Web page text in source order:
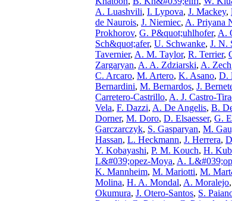
A. Luashvili, I. Lypova, J. Mackey,
de Naurois, J. Niemiec, A. Priyana
Prokhorov, G. P&quot;uhlhofer, A.
Sch&quot;afer, U. Schwanke, J. N.
Tavernier, A. M. Taylor, R. Terrier,
Zargaryan, A. A. Zdziarski, A. Zech
C. Arcaro, M. Artero, K. Asano, D.
Bernardini, M. Bernardos, J.
Carretero-Castrillo, A. J. Castro-
Vela, F. Dazzi, A. De Angelis, B.
Dorner, M. Doro, D. Elsaesser, G.
Garczarczyk, S. Gasparyan, M.
Hassan, L. Heckmann, J. Herrera,
Y. Kobayashi, P. M. Kouch, H.
L&#039;opez-Moya, A.
K. Mannheim, M. Mariotti, M.
Molina, H. A. Mondal, A. Moralejo,
Okumura, J. Otero-Santos, S.